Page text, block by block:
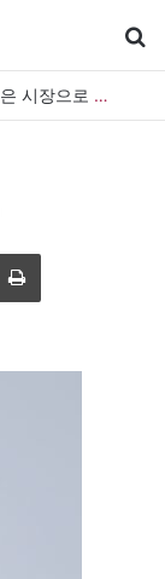
[이상기가 만난 사람] 박영옥 주식농부 “돈은 시장으로 갔지만, 투자는 사라지고 거래만 남았다”